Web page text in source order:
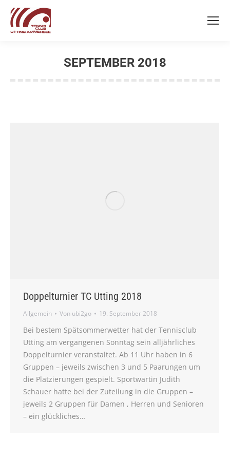
SEPTEMBER 2018
Doppelturnier TC Utting 2018
Allgemein Von ubi2go 19. September 2018
Bei bestem Spätsommerwetter hat der Tennisclub
Utting am vergangenen Sonntag sein alljährliches
Doppelturnier veranstaltet. Ab 11 Uhr haben in 6
Gruppen – jeweils zwischen 3 und 5 Paarungen um
die Platzierungen gespielt. Sportwartin Judith
Schauer hatte bei der Zuteilung in die Gruppen –
jeweils 2 Gruppen für Damen , Herren und Senioren
– ein glückliches…